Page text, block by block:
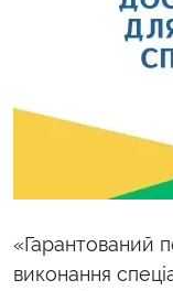
«Гарантований
виконання